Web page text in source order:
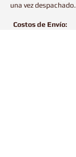
una vez despachado.
Costos de Envío: